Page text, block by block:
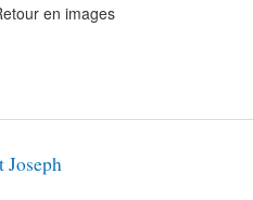
en images
Joseph